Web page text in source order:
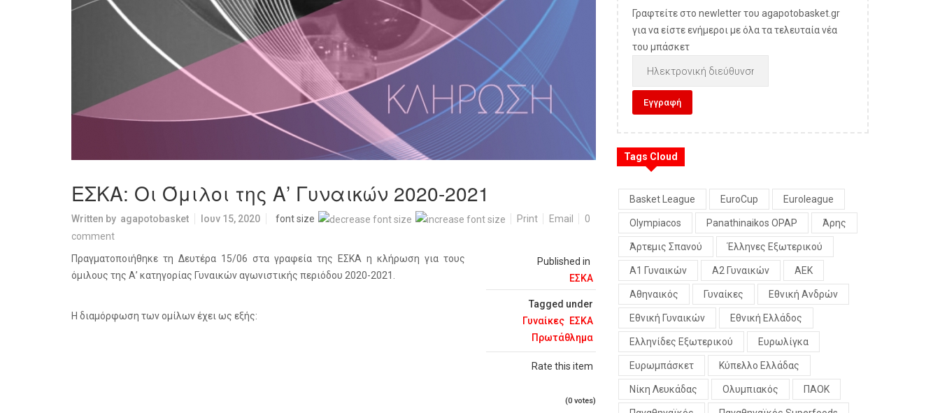
ΕΣΚΑ: Οι Όμιλοι της Α’ Γυναικών 2020-2021
Written by agapotobasket Ιουν 15, 2020 font size Print Email
0
comment
Published in
ΕΣΚΑ
Tagged under
Γυναίκες ΕΣΚΑ
Πρωτάθλημα
Rate this item
(0 votes)
Πραγματοποιήθηκε τη Δευτέρα 15/06 στα γραφεία της ΕΣΚΑ η κλήρωση για τους
όμιλους της Α’ κατηγορίας Γυναικών αγωνιστικής περιόδου 2020-2021.
Η διαμόρφωση των ομίλων έχει ως εξής:
Γραφτείτε στο newletter του agapotobasket.gr
για να είστε ενήμεροι με όλα τα τελευταία νέα
του μπάσκετ
Tags Cloud
Basket League EuroCup Euroleague
Olympiacos Panathinaikos OPAP Άρης
Άρτεμις Σπανού Έλληνες Εξωτερικού
Α1 Γυναικών Α2 Γυναικών ΑΕΚ
Αθηναικός Γυναίκες Εθνική Ανδρών
Εθνική Γυναικών Εθνική Ελλάδος
Ελληνίδες Εξωτερικού Ευρωλίγκα
Ευρωμπάσκετ Κύπελλο Ελλάδας
Νίκη Λευκάδας Ολυμπιακός ΠΑΟΚ